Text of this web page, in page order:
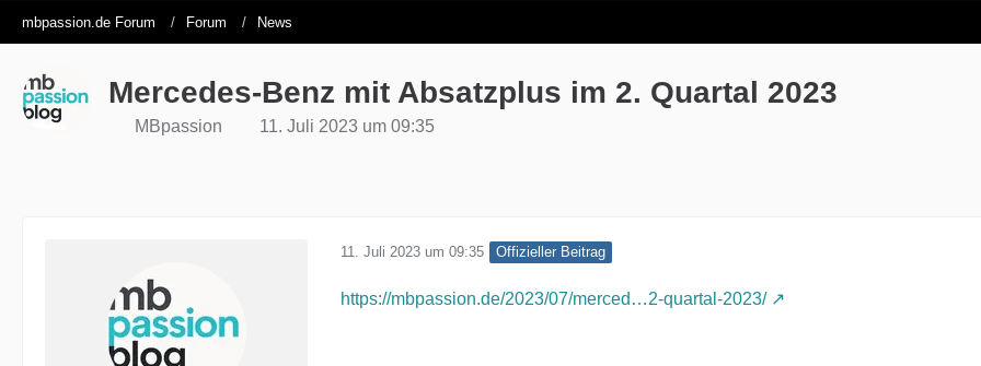
mbpassion.de Forum Forum News
Mercedes-Benz mit Absatzplus im 2. Quartal 2023
MBpassion 11. Juli 2023 um 09:35
11. Juli 2023 um 09:35 Offizieller Beitrag
https://mbpassion.de/2023/07/merced…2-quartal-2023/